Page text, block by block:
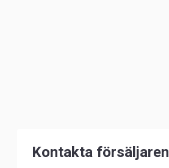
Kontakta försäljaren